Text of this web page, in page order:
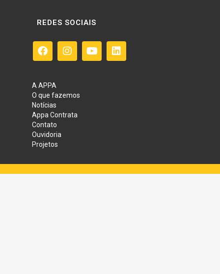
REDES SOCIAIS
A APPA
O que fazemos
Notícias
Appa Contrata
Contato
Ouvidoria
Projetos